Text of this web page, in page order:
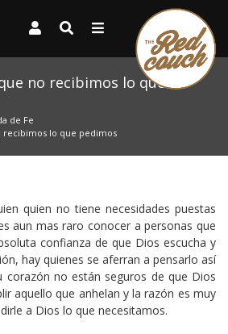
no recibimos lo que
de Fe
lo que pedimos
quien no tiene necesidades puestas
aun mas raro conocer a personas que
confianza de que Dios escucha y
hay quienes se aferran a pensarlo así
no están seguros de que Dios
aquello que anhelan y la razón es muy
a Dios lo que necesitamos.